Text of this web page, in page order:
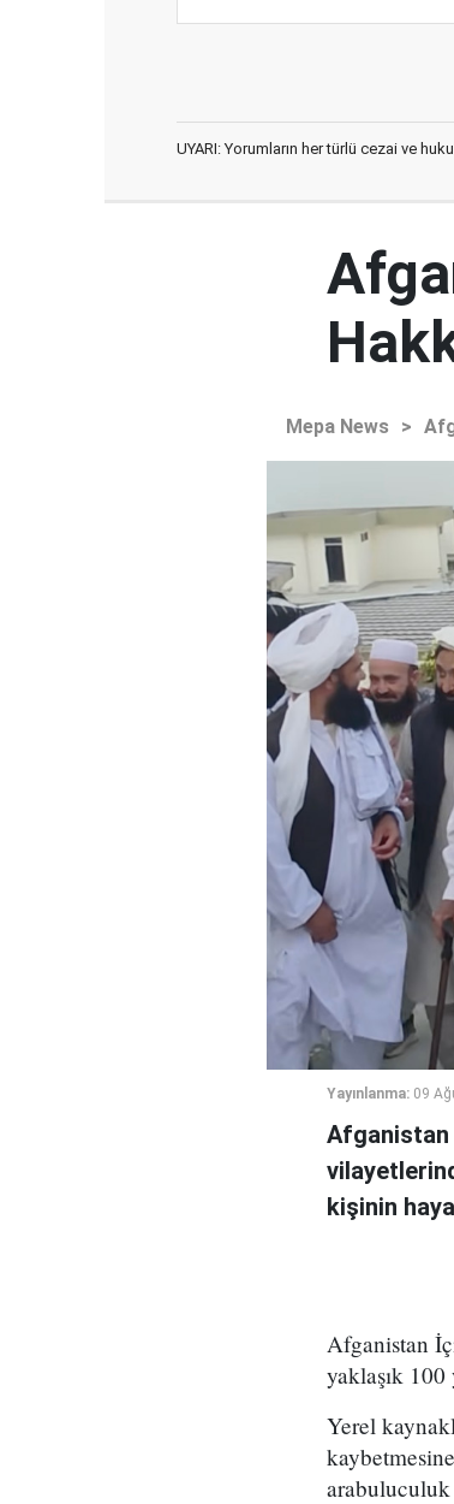
UYARI: Yorumların her türlü cezai ve
Mepa News >
Yayınlanma: 09
Afganistan
kişinin
Afganistan
yaklaşık 100
Yerel